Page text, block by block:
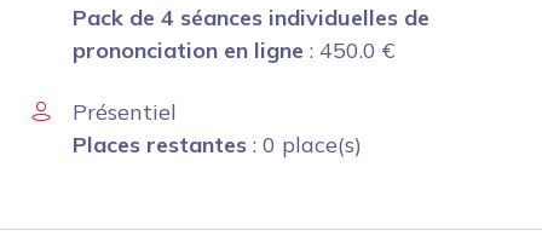
Pack de 4 séances individuelles de
prononciation en ligne : 450.0 €
Présentiel
Places restantes : 0 place(s)